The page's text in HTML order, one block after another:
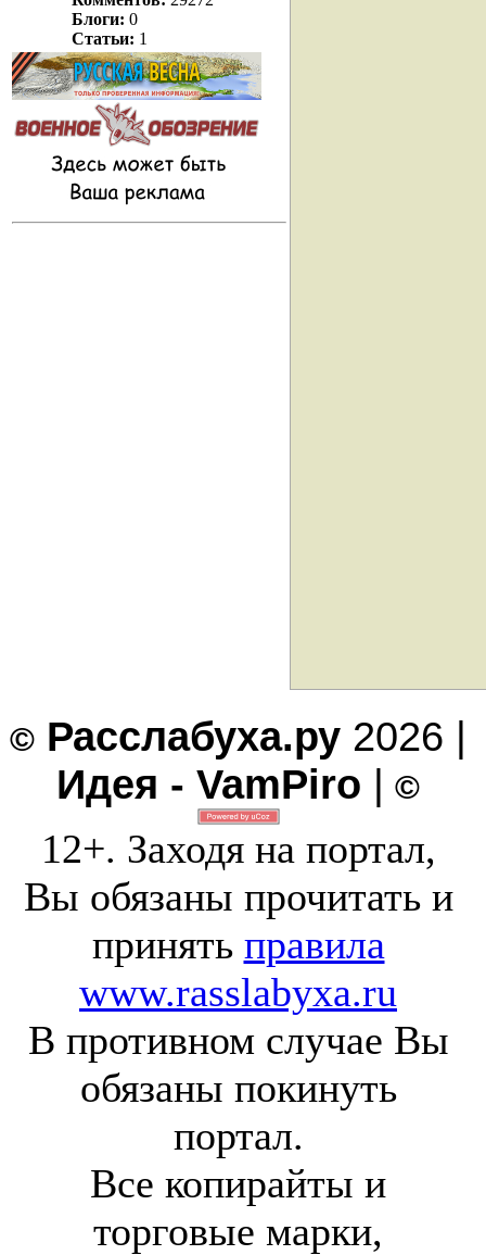
Блоги: 0
Статьи: 1
© Расслабуха.ру 2026 |
Идея - VamPiro | ©
12+. Заходя на портал,
Вы обязаны прочитать и
принять правила
www.rasslabyxa.ru
В противном случае Вы
обязаны покинуть
портал.
Все копирайты и
торговые марки,